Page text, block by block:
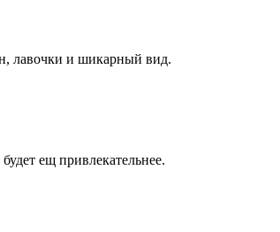
лавочки и шикарный вид.
ещ привлекательнее.